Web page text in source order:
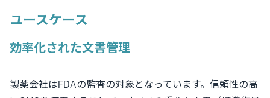
ユースケース
効率化された文書管理
製薬会社はFDAの監査の対象となっています。信頼性の高